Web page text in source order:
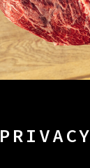
PRIVACY